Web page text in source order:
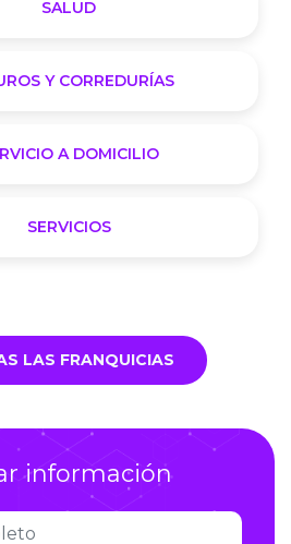
SALUD
Y CORREDURÍAS
A DOMICILIO
SERVICIOS
LAS FRANQUICIAS
información